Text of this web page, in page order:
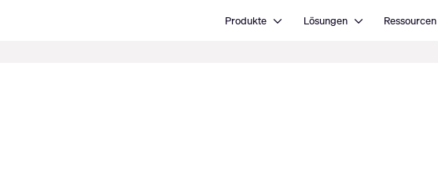
Produkte Open ProdukteLösungen Open LösungenRessourcen